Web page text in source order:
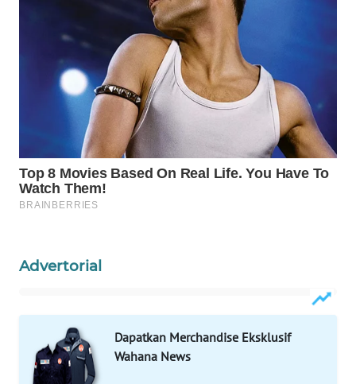
Advertorial
Dapatkan Merchandise Eksklusif
Wahana News
ADVOKAT
WAHANA
INFRASTRUKTUR
WAHANA
KONSUMEN
WAHANA
TV